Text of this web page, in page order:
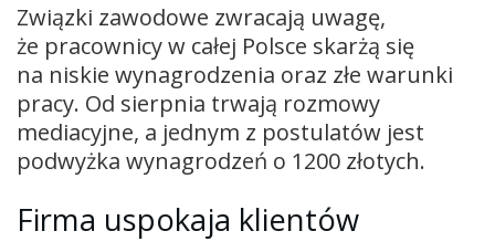
Związki zawodowe zwracają uwagę,
że pracownicy w całej Polsce skarżą się
na niskie wynagrodzenia oraz złe warunki
pracy. Od sierpnia trwają rozmowy
mediacyjne, a jednym z postulatów jest
podwyżka wynagrodzeń o 1200 złotych.
Firma uspokaja klientów